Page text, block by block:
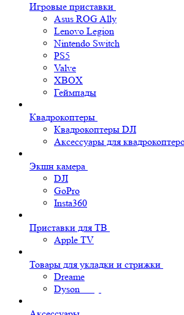
Игровые приставки
Asus ROG Ally
Lenovo Legion
Nintendo Switch
PS5
Valve
XBOX
Геймпады
Квадрокоптеры
Квадрокоптеры DJI
Аксессуары для
Экшн камера
DJI
GoPro
Insta360
Приставки для ТВ
Apple TV
Товары для укладки и стрижки
Dreame
Dyson